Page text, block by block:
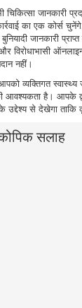
जानकारी
का एक कोर्स
जानकारी
विरोधाभासी
नहीं।
व्यक्तिगत
है। आपके
उद्देश्य से देखेगा
सलाह